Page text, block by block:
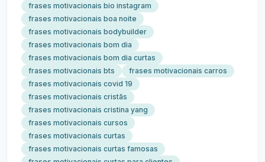
frases motivacionais bio instagram
frases motivacionais boa noite
frases motivacionais bodybuilder
frases motivacionais bom dia
frases motivacionais bom dia curtas
frases motivacionais bts
frases motivacionais carros
frases motivacionais covid 19
frases motivacionais cristãs
frases motivacionais cristina yang
frases motivacionais cursos
frases motivacionais curtas
frases motivacionais curtas famosas